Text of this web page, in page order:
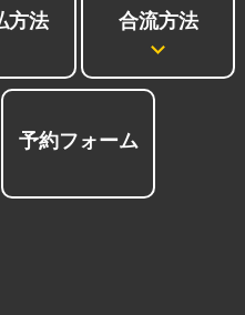
方法 合流方法
予約フォーム